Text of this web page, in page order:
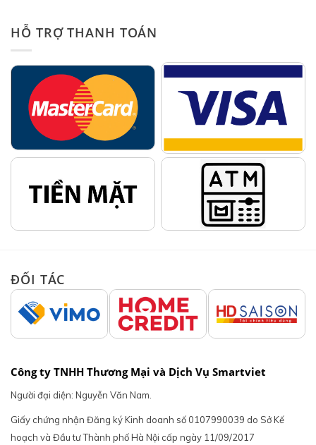
HỖ TRỢ THANH TOÁN
ĐỐI TÁC
Công ty TNHH Thương Mại và Dịch Vụ Smartviet
Người đại diện: Nguyễn Văn Nam.
Giấy chứng nhận Đăng ký Kinh doanh số 0107990039 do Sở Kế
hoạch và Đầu tư Thành phố Hà Nội cấp ngày 11/09/2017